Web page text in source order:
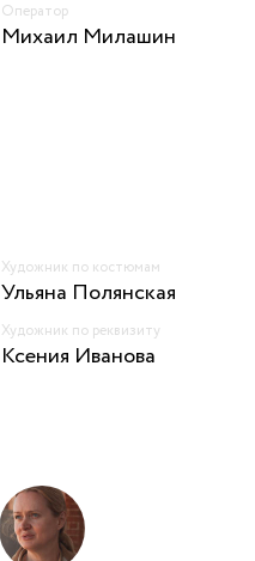
Оператор
Михаил Милашин
Художник по костюмам
Ульяна Полянская
Художник по реквизиту
Ксения Иванова